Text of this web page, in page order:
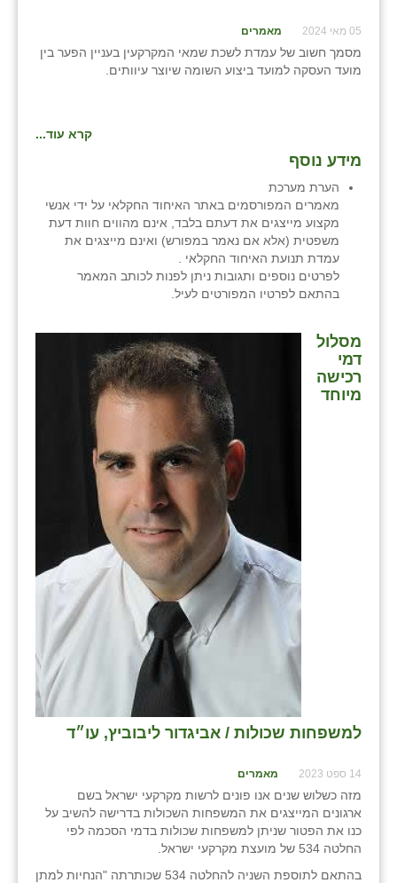
05 מאי 2024 מאמרים
מסמך חשוב של עמדת לשכת שמאי המקרקעין בעניין הפער בין
מועד העסקה למועד ביצוע השומה שיוצר עיוותים.
קרא עוד...
מידע נוסף
הערת מערכת
מאמרים המפורסמים באתר האיחוד החקלאי על ידי אנשי
מקצוע מייצגים את דעתם בלבד, אינם מהווים חוות דעת
משפטית (אלא אם נאמר במפורש) ואינם מייצגים את
עמדת תנועת האיחוד החקלאי .
לפרטים נוספים ותגובות ניתן לפנות לכותב המאמר
בהתאם לפרטיו המפורטים לעיל.
מסלול
דמי
רכישה
מיוחד
למשפחות שכולות / אביגדור ליבוביץ, עו״ד
14 ספט 2023 מאמרים
מזה כשלוש שנים אנו פונים לרשות מקרקעי ישראל בשם
ארגונים המייצגים את המשפחות השכולות בדרישה להשיב על
כנו את הפטור שניתן למשפחות שכולות בדמי הסכמה לפי
החלטה 534 של מועצת מקרקעי ישראל.
בהתאם לתוספת השניה להחלטה 534 שכותרתה "הנחיות למתן
מישר
נאות הכיכר
נווה אטי״ב
נהריה (אג״ש)
ניר צבי
עין תמר
עמרים
שדמה
שכניה
תלמי יוסף
בוסתן הגליל